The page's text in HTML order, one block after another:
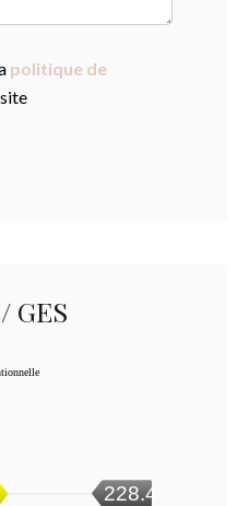
politique de
GES
228.4